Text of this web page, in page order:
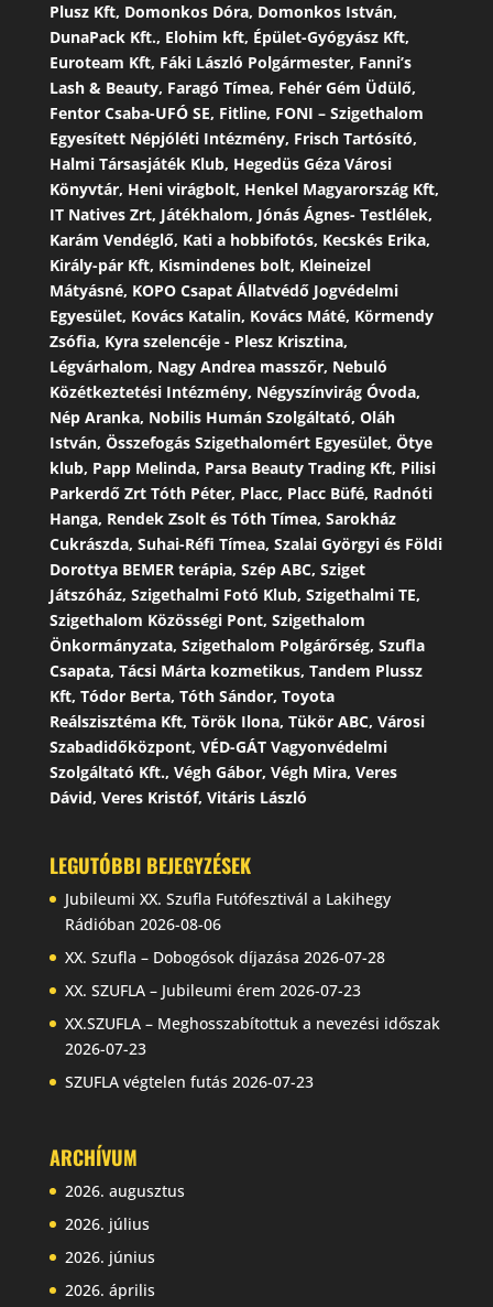
Plusz Kft, Domonkos Dóra, Domonkos István,
DunaPack Kft., Elohim kft, Épület-Gyógyász Kft,
Euroteam Kft, Fáki László Polgármester, Fanni’s
Lash & Beauty, Faragó Tímea, Fehér Gém Üdülő,
Fentor Csaba-UFÓ SE, Fitline, FONI – Szigethalom
Egyesített Népjóléti Intézmény, Frisch Tartósító,
Halmi Társasjáték Klub, Hegedüs Géza Városi
Könyvtár, Heni virágbolt, Henkel Magyarország Kft,
IT Natives Zrt, Játékhalom, Jónás Ágnes- Testlélek,
Karám Vendéglő, Kati a hobbifotós, Kecskés Erika,
Király-pár Kft, Kismindenes bolt, Kleineizel
Mátyásné, KOPO Csapat Állatvédő Jogvédelmi
Egyesület, Kovács Katalin, Kovács Máté, Körmendy
Zsófia, Kyra szelencéje - Plesz Krisztina,
Légvárhalom, Nagy Andrea masszőr, Nebuló
Közétkeztetési Intézmény, Négyszínvirág Óvoda,
Nép Aranka, Nobilis Humán Szolgáltató, Oláh
István, Összefogás Szigethalomért Egyesület, Ötye
klub, Papp Melinda, Parsa Beauty Trading Kft, Pilisi
Parkerdő Zrt Tóth Péter, Placc, Placc Büfé, Radnóti
Hanga, Rendek Zsolt és Tóth Tímea, Sarokház
Cukrászda, Suhai-Réfi Tímea, Szalai Györgyi és Földi
Dorottya BEMER terápia, Szép ABC, Sziget
Játszóház, Szigethalmi Fotó Klub, Szigethalmi TE,
Szigethalom Közösségi Pont, Szigethalom
Önkormányzata, Szigethalom Polgárőrség, Szufla
Csapata, Tácsi Márta kozmetikus, Tandem Plussz
Kft, Tódor Berta, Tóth Sándor, Toyota
Reálszisztéma Kft, Török Ilona, Tükör ABC, Városi
Szabadidőközpont, VÉD-GÁT Vagyonvédelmi
Szolgáltató Kft., Végh Gábor, Végh Mira, Veres
Dávid, Veres Kristóf, Vitáris László
LEGUTÓBBI BEJEGYZÉSEK
Jubileumi XX. Szufla Futófesztivál a Lakihegy
Rádióban 2026-08-06
XX. Szufla – Dobogósok díjazása 2026-07-28
XX. SZUFLA – Jubileumi érem 2026-07-23
XX.SZUFLA – Meghosszabítottuk a nevezési időszak
2026-07-23
SZUFLA végtelen futás 2026-07-23
ARCHÍVUM
2026. augusztus
2026. július
2026. június
2026. április